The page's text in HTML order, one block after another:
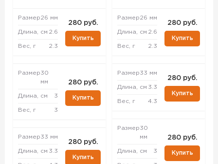
Размер26 мм
Длина, см 2.6
Вес, г 2.3
280 руб.
Купить
Размер30
мм
Длина, см 3
Вес, г 3
280 руб.
Купить
Размер33 мм
Длина, см 3.3
280 руб.
Купить
Размер26 мм
Длина, см 2.6
Вес, г 2.3
280 руб.
Купить
Размер33 мм
Длина, см 3.3
Вес, г 4.3
280 руб.
Купить
Размер30
мм
Длина, см 3
280 руб.
Купить